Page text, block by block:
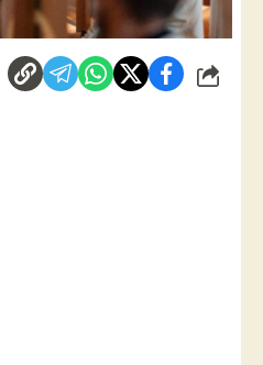
شارك